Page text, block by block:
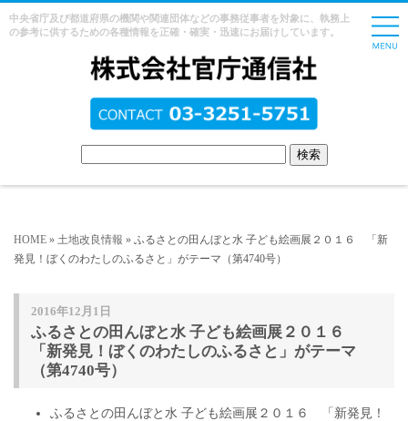
中央省庁及び都道府県の機関や関連団体などの事務従事者を対象に、執務上
の参考に供するための各種情報を正確・確実・迅速にお届けしています。
HOME » 土地改良情報 » ふるさとの田んぼと水 子ども絵画展２０１６ 「新
発見！ぼくのわたしのふるさと」がテーマ（第4740号）
2016年12月1日
ふるさとの田んぼと水 子ども絵画展２０１６
「新発見！ぼくのわたしのふるさと」がテーマ
（第4740号）
ふるさとの田んぼと水 子ども絵画展２０１６ 「新発見！